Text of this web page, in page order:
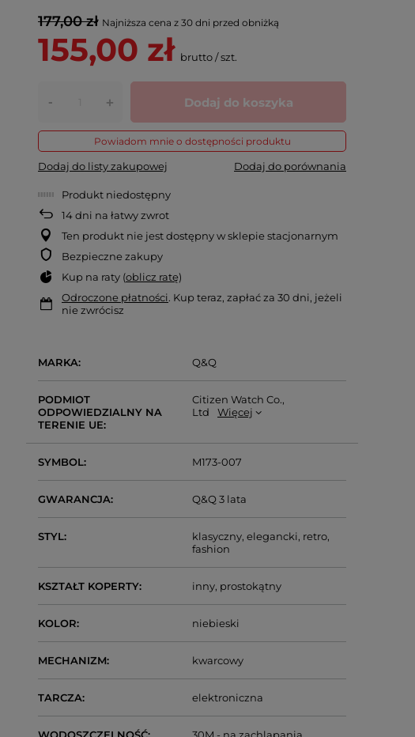
177,00 zł Najniższa cena z 30 dni przed obniżką
155,00 zł brutto/szt.
- + Dodaj do koszyka
Powiadom mnie o dostępności produktu
Dodaj do listy zakupowej Dodaj do porównania
Produkt niedostępny
14dni na łatwy zwrot
Ten produkt nie jest dostępny w sklepie stacjonarnym
Bezpieczne zakupy
Kup na raty (oblicz ratę)
Odroczone płatności. Kup teraz, zapłać za 30 dni, jeżeli
nie zwrócisz
MARKA Q&Q
PODMIOT
ODPOWIEDZIALNY NA
TERENIE UE
Citizen Watch Co.,
Ltd
Więcej
SYMBOL M173-007
GWARANCJA Q&Q 3 lata
STYL klasyczny elegancki retro
fashion
KSZTAŁT KOPERTY inny prostokątny
KOLOR niebieski
MECHANIZM kwarcowy
TARCZA elektroniczna